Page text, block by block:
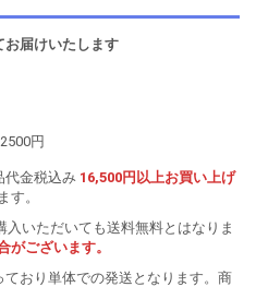
お届けいたします
円
代金税込み 16,500円以上お買い上げ
す。
いただいても送料無料とはなりま
がございます。
おり単体での発送となります。商